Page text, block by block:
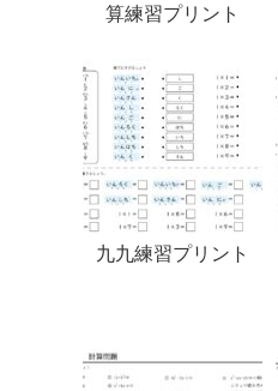
算練習プリント
九九練習プリント